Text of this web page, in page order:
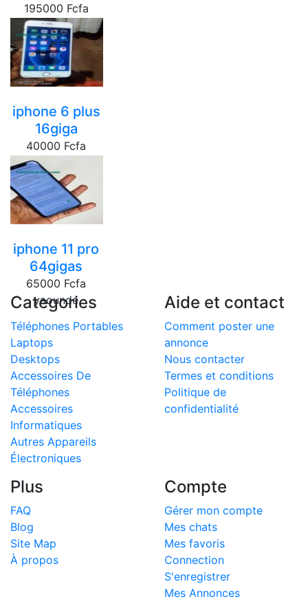
195000 Fcfa
yaounde
iphone 6 plus
16giga
40000 Fcfa
yaounde
iphone 11 pro
64gigas
65000 Fcfa
yaounde
Categories
Téléphones Portables
Laptops
Desktops
Accessoires De
Téléphones
Accessoires
Informatiques
Autres Appareils
Électroniques
Aide et contact
Comment poster une
annonce
Nous contacter
Termes et conditions
Politique de
confidentialité
Plus
FAQ
Blog
Site Map
À propos
Compte
Gérer mon compte
Mes chats
Mes favoris
Connection
S'enregistrer
Mes Annonces